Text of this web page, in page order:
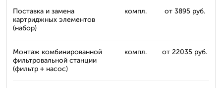
Поставка и замена
картриджных элементов
(набор)
компл. от 3895 руб.
Монтаж комбинированной
фильтровальной станции
(фильтр + насос)
компл. от 22035 руб.